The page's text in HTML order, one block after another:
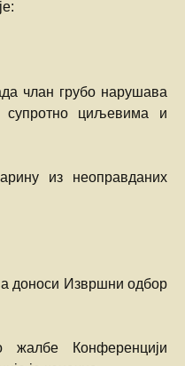
члан грубо нарушава
циљевима и
из неоправданих
доноси Извршни одбор
Конференцији